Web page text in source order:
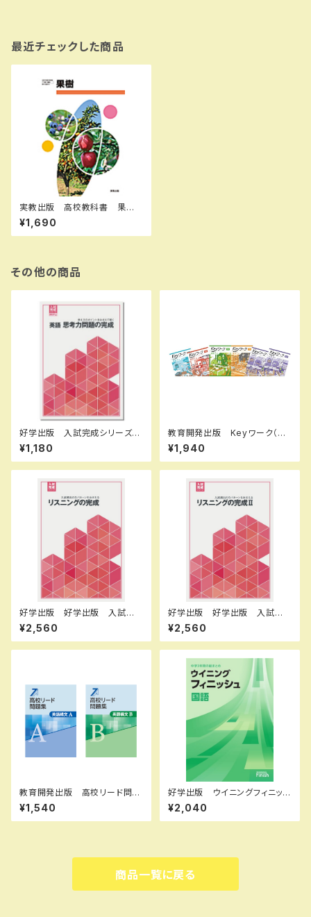
最近チェックした商品
実教出版 高校教科書 果
樹 ［教番：農業312］ 新品 I
SBN：9784407203196 IS
BN-10：B0D9MV9L5H SK
¥1,690
その他の商品
好学出版 入試完成シリーズ
英語 思考力問題の完成 202
6年度版 新品完全セット ISB
N：B0D3B828ZQ ISBN-1
3908975
¥1,180
教育開発出版 Keyワーク（キ
ーワーク） 理科 中1～3（ご
選択ください） 2026年度版
新品完全セット
¥1,940
好学出版 好学出版 入試完
成シリーズ リスニングの完
成 CDつき 2026年度版 新
品 ISBN：004006959 ISB
¥2,560
好学出版 好学出版 入試完
成シリーズ リスニングの完成 I
I CDつき 2026年度版 新
品 ISBN：004006960 ISB
004006960
¥2,560
教育開発出版 高校リード問題
集 英語構文 A ，英語構文 B
2026年度版 各科目（選択くだ
さい） 新品完全セット ISBN
¥1,540
好学出版 ウイニングフィニッシ
ュ 国，数，理，社，英 2026年
度版 各科目（選択ください）
新品完全セット ISBN なし
¥2,040
商品一覧に戻る